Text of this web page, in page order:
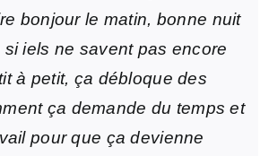
bonjour le matin, bonne nuit
si iels ne savent pas encore
à petit, ça débloque des
ça demande du temps et
pour que ça devienne